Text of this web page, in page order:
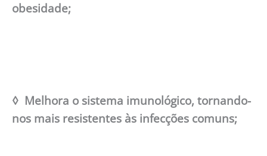
obesidade;
◊ Melhora o sistema imunológico, tornando-
nos mais resistentes às infecções comuns;